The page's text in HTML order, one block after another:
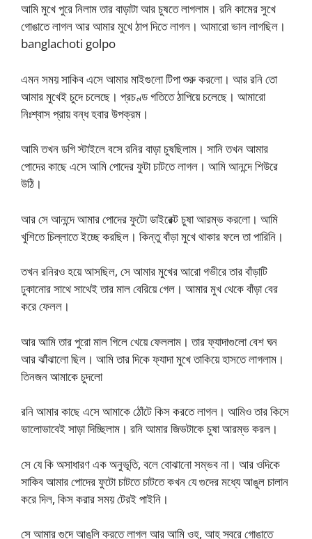
আমি মুখে পুরে নিলাম তার বাড়াটা আর চুষতে লাগলাম। রনি কামের সুখে
গোঙাতে লাগল আর আমার মুখে ঠাপ দিতে লাগল। আমারো ভাল লাগছিল।
banglachoti golpo
এমন সময় সাকিব এসে আমার মাইগুলো টিপা শুরু করলো। আর রনি তো
আমার মুখেই চুদে চলেছে। প্রচণ্ড গতিতে ঠাপিয়ে চলেছে। আমারো
নিঃশ্বাস প্রায় বন্ধ হবার উপক্রম।
আমি তখন ডগি স্টাইলে বসে রনির বাড়া চুষছিলাম। সানি তখন আমার
পোদের কাছে এসে আমি পোদের ফুটা চাটতে লাগল। আমি আনন্দে শিউরে
উঠি।
আর সে আনন্দে আমার পোদের ফুটো ডাইরেক্ট চুষা আরম্ভ করলো। আমি
খুশিতে চিল্লাতে ইচ্ছে করছিল। কিন্তু বাঁড়া মুখে থাকার ফলে তা পারিনি।
তখন রনিরও হয়ে আসছিল, সে আমার মুখের আরো গভীরে তার বাঁড়াটি
ঢুকানোর সাথে সাথেই তার মাল বেরিয়ে গেল। আমার মুখ থেকে বাঁড়া বের
করে ফেলল।
আর আমি তার পুরো মাল গিলে খেয়ে ফেললাম। তার ফ্যাদাগুলো বেশ ঘন
আর ঝাঁঝালো ছিল। আমি তার দিকে ফ্যাদা মুখে তাকিয়ে হাসতে লাগলাম।
তিনজন আমাকে চুদলো
রনি আমার কাছে এসে আমাকে ঠোঁটে কিস করতে লাগল। আমিও তার কিসে
ভালোভাবেই সাড়া দিচ্ছিলাম। রনি আমার জিভটাকে চুষা আরম্ভ করল।
সে যে কি অসাধারণ এক অনুভূতি, বলে বোঝানো সম্ভব না। আর ওদিকে
সাকিব আমার পোদের ফুটো চাটতে চাটতে কখন যে গুদের মধ্যে আঙুল চালান
করে দিল, কিস করার সময় টেরই পাইনি।
সে আমার গুদে আঙুলি করতে লাগল আর আমি ওহ, আহ স্বরে গোঙাতে